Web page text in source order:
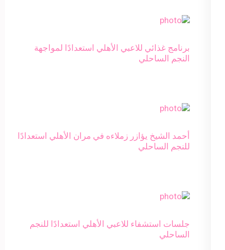
برنامج غذائي للاعبي الأهلي استعدادًا لمواجهة
النجم الساحلي
أحمد الشيخ يؤازر زملاءه في مران الأهلي استعدادًا
للنجم الساحلي
جلسات استشفاء للاعبي الأهلي استعدادًا للنجم
الساحلي